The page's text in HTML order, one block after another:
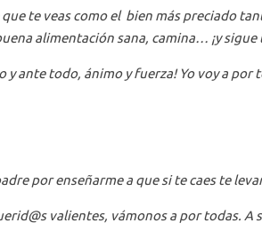
te veas como el bien más preciado
alimentación sana, camina… ¡y
y ante todo, ánimo y fuerza! Yo voy a
por enseñarme a que si te caes te
valientes, vámonos a por todas.